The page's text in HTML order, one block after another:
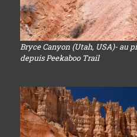
Bryce Canyon (Utah, USA)- au
depuis Peekaboo Trail